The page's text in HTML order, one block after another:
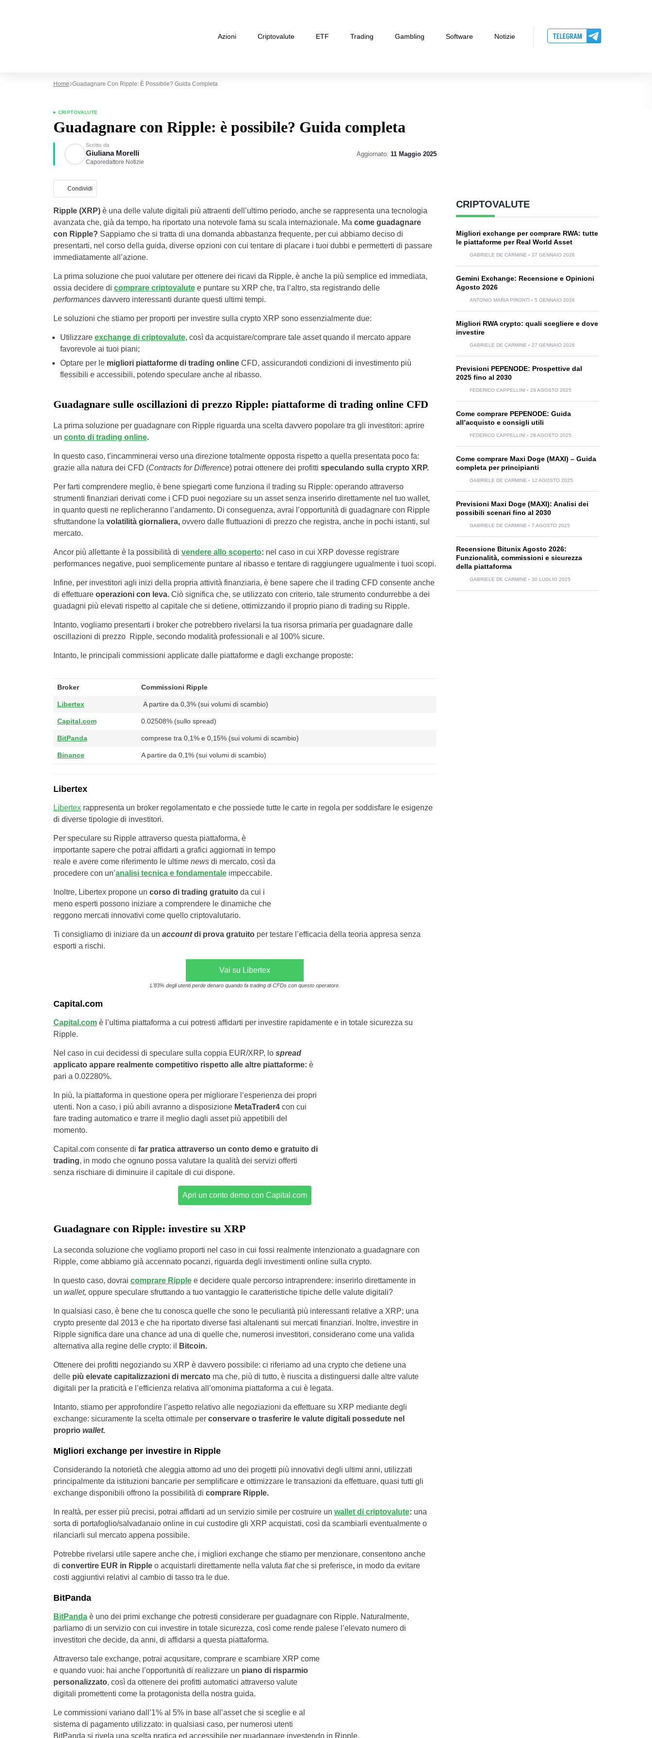
Azioni Criptovalute ETF Trading Gambling Software Notizie
Home Guadagnare Con Ripple: È Possibile? Guida Completa
CRIPTOVALUTE
Guadagnare con Ripple: è possibile? Guida completa
Scritto da
Giuliana Morelli
Caporedattore Notizie
Aggiornato: 11 Maggio 2025
Condividi
Ripple (XRP) è una delle valute digitali più attraenti dell’ultimo periodo, anche se rappresenta una tecnologia
avanzata che, già da tempo, ha riportato una notevole fama su scala internazionale. Ma come guadagnare
con Ripple? Sappiamo che si tratta di una domanda abbastanza frequente, per cui abbiamo deciso di
presentarti, nel corso della guida, diverse opzioni con cui tentare di placare i tuoi dubbi e permetterti di passare
immediatamente all’azione.
La prima soluzione che puoi valutare per ottenere dei ricavi da Ripple, è anche la più semplice ed immediata,
ossia decidere di comprare criptovalutee puntare su XRP che, tra l’altro, sta registrando delle
performances davvero interessanti durante questi ultimi tempi.
Le soluzioni che stiamo per proporti per investire sulla crypto XRP sono essenzialmente due:
Utilizzare exchange di criptovalute, così da acquistare/comprare tale asset quando il mercato appare
favorevole ai tuoi piani;
Optare per le migliori piattaforme di trading onlineCFD, assicurandoti condizioni di investimento più
flessibili e accessibili, potendo speculare anche al ribasso.
Guadagnare sulle oscillazioni di prezzo Ripple: piattaforme di trading online CFD
La prima soluzione per guadagnare con Ripple riguarda una scelta davvero popolare tra gli investitori: aprire
un conto di trading online.
In questo caso, t’incamminerai verso una direzione totalmente opposta rispetto a quella presentata poco fa:
grazie alla natura dei CFD (Contracts for Difference) potrai ottenere dei profitti speculando sulla crypto XRP.
Per farti comprendere meglio, è bene spiegarti come funziona il trading su Ripple: operando attraverso
strumenti finanziari derivati come i CFD puoi negoziare su un asset senza inserirlo direttamente nel tuo wallet,
in quanto questi ne replicheranno l’andamento. Di conseguenza, avrai l’opportunità di guadagnare con Ripple
sfruttandone la volatilità giornaliera, ovvero dalle fluttuazioni di prezzo che registra, anche in pochi istanti, sul
mercato.
Ancor più allettante è la possibilità di vendere allo scoperto: nel caso in cui XRP dovesse registrare
performances negative, puoi semplicemente puntare al ribasso e tentare di raggiungere ugualmente i tuoi scopi.
Infine, per investitori agli inizi della propria attività finanziaria, è bene sapere che il trading CFD consente anche
di effettuare operazioni con leva. Ciò significa che, se utilizzato con criterio, tale strumento condurrebbe a dei
guadagni più elevati rispetto al capitale che si detiene, ottimizzando il proprio piano di trading su Ripple.
Intanto, vogliamo presentarti i broker che potrebbero rivelarsi la tua risorsa primaria per guadagnare dalle
oscillazioni di prezzo Ripple, secondo modalità professionali e al 100% sicure.
Intanto, le principali commissioni applicate dalle piattaforme e dagli exchange proposte:
Broker Commissioni Ripple
Libertex A partire da 0,3% (sui volumi di scambio)
Capital.com 0.02508% (sullo spread)
BitPanda comprese tra 0,1% e 0,15% (sui volumi di scambio)
Binance A partire da 0,1% (sui volumi di scambio)
Libertex
Libertexrappresenta un broker regolamentato e che possiede tutte le carte in regola per soddisfare le esigenze
di diverse tipologie di investitori.
Per speculare su Ripple attraverso questa piattaforma, è
importante sapere che potrai affidarti a grafici aggiornati in tempo
reale e avere come riferimento le ultime newsdi mercato, così da
procedere con un’analisi tecnica e fondamentale impeccabile.
Inoltre, Libertex propone un corso di trading gratuitoda cui i
meno esperti possono iniziare a comprendere le dinamiche che
reggono mercati innovativi come quello criptovalutario.
Ti consigliamo di iniziare da un accountdi prova gratuitoper testare l’efficacia della teoria appresa senza
esporti a rischi.
Vai su Libertex
L'83% degli utenti perde denaro quando fa trading di CFDs con questo operatore.
Capital.com
Capital.comè l’ultima piattaforma a cui potresti affidarti per investire rapidamente e in totale sicurezza su
Ripple.
Nel caso in cui decidessi di speculare sulla coppia EUR/XRP, lo spread
applicato appare realmente competitivo rispetto alle altre piattaforme: è
pari a 0.02280%.
In più, la piattaforma in questione opera per migliorare l‘esperienza dei propri
utenti. Non a caso, i più abili avranno a disposizione MetaTrader4 con cui
fare trading automatico e trarre il meglio dagli asset più appetibili del
momento.
Capital.com consente di far pratica attraverso un conto demo e gratuito di
trading, in modo che ognuno possa valutare la qualità dei servizi offerti
senza rischiare di diminuire il capitale di cui dispone.
Apri un conto demo con Capital.com
Guadagnare con Ripple: investire su XRP
La seconda soluzione che vogliamo proporti nel caso in cui fossi realmente intenzionato a guadagnare con
Ripple, come abbiamo già accennato pocanzi, riguarda degli investimenti online sulla crypto.
In questo caso, dovrai comprare Ripplee decidere quale percorso intraprendere: inserirlo direttamente in
un wallet, oppure speculare sfruttando a tuo vantaggio le caratteristiche tipiche delle valute digitali?
In qualsiasi caso, è bene che tu conosca quelle che sono le peculiarità più interessanti relative a XRP; una
crypto presente dal 2013 e che ha riportato diverse fasi altalenanti sui mercati finanziari. Inoltre, investire in
Ripple significa dare una chance ad una di quelle che, numerosi investitori, considerano come una valida
alternativa alla regine delle crypto: il
Bitcoin.
Ottenere dei profitti negoziando su XRP è davvero possibile: ci riferiamo ad una crypto che detiene una
delle più elevate capitalizzazioni di mercatoma che, più di tutto, è riuscita a distinguersi dalle altre valute
digitali per la praticità e l’efficienza relativa all’omonima piattaforma a cui è legata.
Intanto, stiamo per approfondire l’aspetto relativo alle negoziazioni da effettuare su XRP mediante degli
exchange: sicuramente la scelta ottimale per conservare o trasferire le valute digitali possedute nel
proprio wallet.
Migliori exchange per investire in Ripple
Considerando la notorietà che aleggia attorno ad uno dei progetti più innovativi degli ultimi anni, utilizzati
principalmente da istituzioni bancarie per semplificare e ottimizzare le transazioni da effettuare, quasi tutti gli
exchange disponibili offrono la possibilità di comprare Ripple.
In realtà, per esser più precisi, potrai affidarti ad un servizio simile per costruire un wallet di criptovalute: una
sorta di portafoglio/salvadanaio online in cui custodire gli XRP acquistati, così da scambiarli eventualmente o
rilanciarli sul mercato appena possibile.
Potrebbe rivelarsi utile sapere anche che, i migliori exchange che stiamo per menzionare, consentono anche
di convertire EUR in Ripple o acquistarli direttamente nella valuta fiatche si preferisce,in modo da evitare
costi aggiuntivi relativi al cambio di tasso tra le due.
BitPanda
BitPandaè uno dei primi exchange che potresti considerare per guadagnare con Ripple. Naturalmente,
parliamo di un servizio con cui investire in totale sicurezza, così come rende palese l’elevato numero di
investitori che decide, da anni, di affidarsi a questa piattaforma.
Attraverso tale exchange, potrai acqusitare, comprare e scambiare XRP come
e quando vuoi: hai anche l’opportunità di realizzare un piano di risparmio
personalizzato, così da ottenere dei profitti automatici attraverso valute
digitali promettenti come la protagonista della nostra guida.
Le commissioni variano dall’1% al 5% in base all’asset che si sceglie e al
sistema di pagamento utilizzato: in qualsiasi caso, per numerosi utenti
BitPanda si rivela una scelta pratica ed accessibile per guadagnare investendo in Ripple.
CRIPTOVALUTE
Migliori exchange per comprare RWA: tutte
le piattaforme per Real World Asset
GABRIELE DE CARMINE 27 GENNAIO 2026
Gemini Exchange: Recensione e Opinioni
Agosto 2026
ANTONIO MARIA PIRONTI 5 GENNAIO 2026
Migliori RWA crypto: quali scegliere e dove
investire
GABRIELE DE CARMINE 27 GENNAIO 2026
Previsioni PEPENODE: Prospettive dal
2025 fino al 2030
FEDERICO CAPPELLINI 29 AGOSTO 2025
Come comprare PEPENODE: Guida
all’acquisto e consigli utili
FEDERICO CAPPELLINI 28 AGOSTO 2025
Come comprare Maxi Doge (MAXI) – Guida
completa per principianti
GABRIELE DE CARMINE 12 AGOSTO 2025
Previsioni Maxi Doge (MAXI): Analisi dei
possibili scenari fino al 2030
GABRIELE DE CARMINE 7 AGOSTO 2025
Recensione Bitunix Agosto 2026:
Funzionalità, commissioni e sicurezza
della piattaforma
GABRIELE DE CARMINE 30 LUGLIO 2025